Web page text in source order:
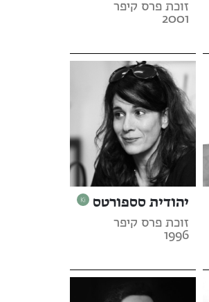
זוכת פרס קיפר
2001
יהודית סספורטס
זוכת פרס קיפר
1996